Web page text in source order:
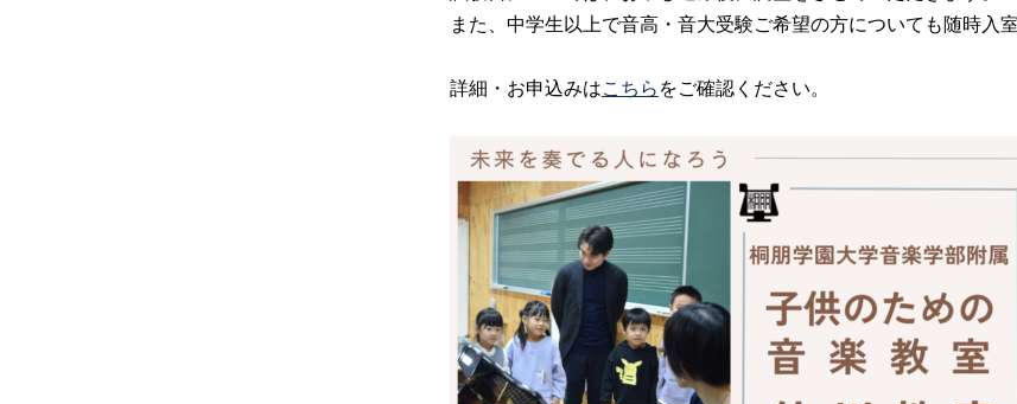
また、中学生以上で音高・音大受験ご希望の方についても随時入
詳細・お申込みはこちら をご確認ください。